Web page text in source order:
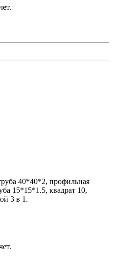
40*40*2, профильная
15*15*1.5, квадрат 10,
3 в 1.